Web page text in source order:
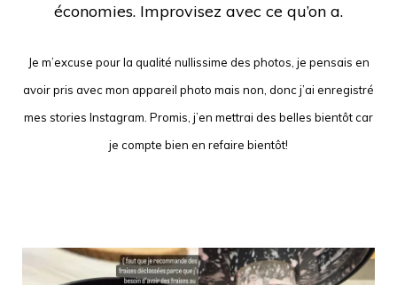
économies. Improvisez avec ce qu’on a.
Je m’excuse pour la qualité nullissime des photos, je pensais en
avoir pris avec mon appareil photo mais non, donc j’ai enregistré
mes stories Instagram. Promis, j’en mettrai des belles bientôt car
je compte bien en refaire bientôt!